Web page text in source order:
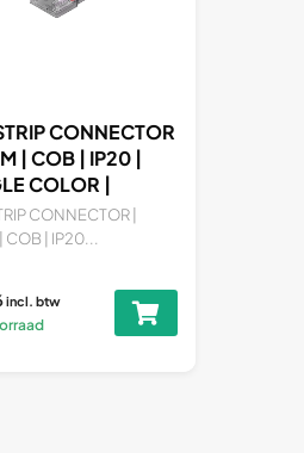
CONNECTOR
| COB | IP20 |
COLOR |
CONNECTOR |
COB | IP20...
incl. btw